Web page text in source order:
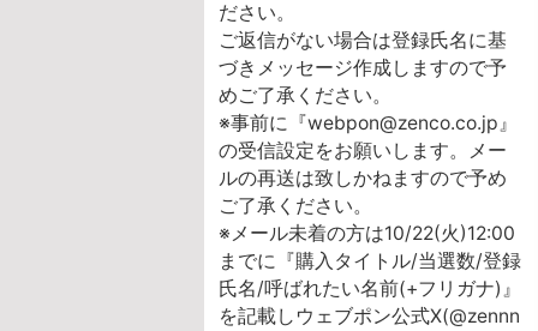
ださい。
ご返信がない場合は登録氏名に基
づきメッセージ作成しますので予
めご了承ください。
※事前に『webpon@zenco.co.jp』
の受信設定をお願いします。メー
ルの再送は致しかねますので予め
ご了承ください。
※メール未着の方は10/22(火)12:00
までに『購入タイトル/当選数/登録
氏名/呼ばれたい名前(+フリガナ)』
を記載しウェブポン公式X(@zennn